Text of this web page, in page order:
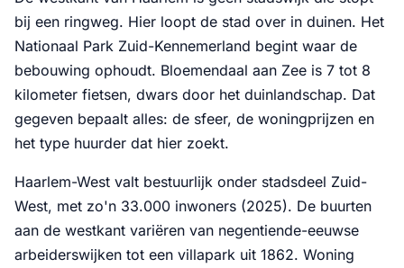
bij een ringweg. Hier loopt de stad over in duinen. Het
Nationaal Park Zuid-Kennemerland begint waar de
bebouwing ophoudt. Bloemendaal aan Zee is 7 tot 8
kilometer fietsen, dwars door het duinlandschap. Dat
gegeven bepaalt alles: de sfeer, de woningprijzen en
het type huurder dat hier zoekt.
Haarlem-West valt bestuurlijk onder stadsdeel Zuid-
West, met zo'n 33.000 inwoners (2025). De buurten
aan de westkant variëren van negentiende-eeuwse
arbeiderswijken tot een villapark uit 1862. Woning